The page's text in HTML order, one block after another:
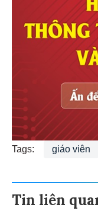
Tags: giáo viên
Tin liên